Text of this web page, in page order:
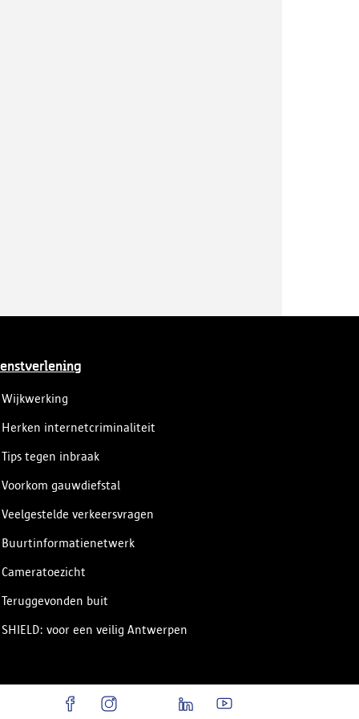
Wijkwerking
Herken internetcriminaliteit
Tips tegen inbraak
Voorkom gauwdiefstal
Veelgestelde verkeersvragen
Buurtinformatienetwerk
Cameratoezicht
Teruggevonden buit
SHIELD: voor een veilig Antwerpen